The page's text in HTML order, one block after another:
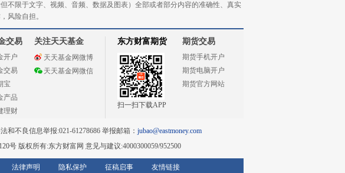
不限于文字、视频、音频、数据及图表）全部或者部分内容的准确性、真实
风险自担。
交易
开户
交易
宝
产品
理财
关注天天基金
天天基金网微博
天天基金网微信
东方财富期货
扫一扫下载APP
期货交易
期货手机开户
期货电脑开户
期货官方网站
和不良信息举报:021-61278686 举报邮箱： jubao@eastmoney.com
号版权所有:东方财富网 意见与建议:4000300059/952500
法律声明 隐私保护 征稿启事 友情链接